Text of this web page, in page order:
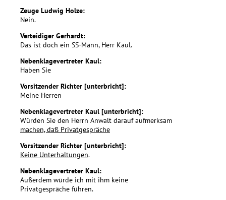
Zeuge Ludwig Holze:
Nein.
Verteidiger Gerhardt:
Das ist doch ein SS-Mann, Herr Kaul.
Nebenklagevertreter Kaul:
Haben Sie
Vorsitzender Richter [unterbricht]:
Meine Herren
Nebenklagevertreter Kaul [unterbricht]:
Würden Sie den Herrn Anwalt darauf aufmerksam
machen, daß Privatgespräche
Vorsitzender Richter [unterbricht]:
Keine Unterhaltungen.
Nebenklagevertreter Kaul:
Außerdem würde ich mit ihm keine
Privatgespräche führen.